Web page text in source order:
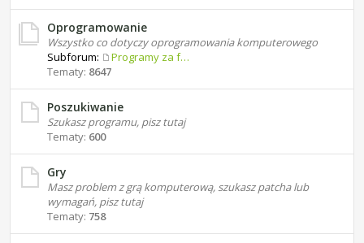
Oprogramowanie
Wszystko co dotyczy oprogramowania komputerowego
Subforum:
Programy za free
Tematy: 8647
Poszukiwanie
Szukasz programu, pisz tutaj
Tematy: 600
Gry
Masz problem z grą komputerową, szukasz patcha lub
wymagań, pisz tutaj
Tematy: 758